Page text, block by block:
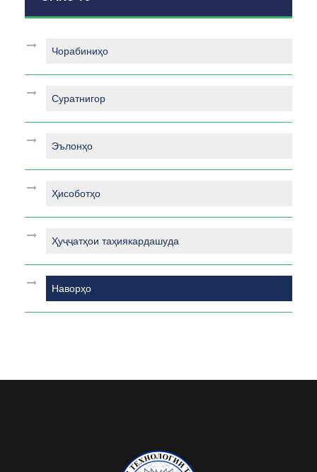
Чорабиниҳо
Суратнигор
Эълонҳо
Ҳисоботҳо
Ҳуҷҷатҳои таҳиякардашуда
Наворҳо